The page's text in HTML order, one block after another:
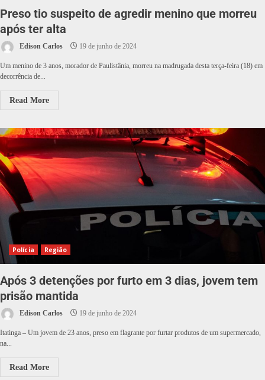
Preso tio suspeito de agredir menino que morreu
após ter alta
Edison Carlos 19 de junho de 2024
Um menino de 3 anos, morador de Paulistânia, morreu na madrugada desta terça-feira (18) em
decorrência de...
Read More
Polícia Região
Após 3 detenções por furto em 3 dias, jovem tem
prisão mantida
Edison Carlos 19 de junho de 2024
Itatinga – Um jovem de 23 anos, preso em flagrante por furtar produtos de um supermercado,
na...
Read More